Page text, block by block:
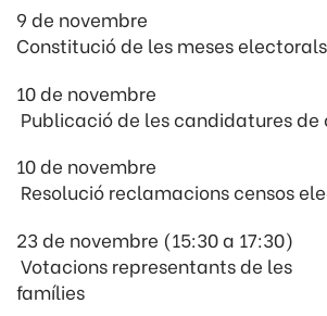
9 de
Constitució de les meses
10 de
Publicació de les candidatures
10 de
Resolució reclamacions
23 de novembre (15:30
Votacions representants de les
famílies